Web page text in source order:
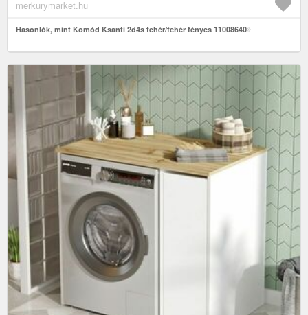
merkurymarket.hu
Hasonlók, mint Komód Ksanti 2d4s fehér/fehér fényes 11008640